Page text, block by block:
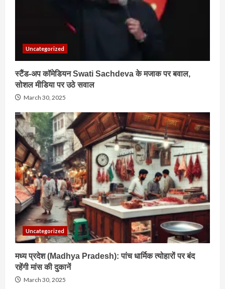
Uncategorized
स्टैंड-अप कॉमेडियन Swati Sachdeva के मजाक पर बवाल,
सोशल मीडिया पर उठे सवाल
March 30, 2025
Uncategorized
मध्य प्रदेश (Madhya Pradesh): पांच धार्मिक त्योहारों पर बंद
रहेंगी मांस की दुकानें
March 30, 2025